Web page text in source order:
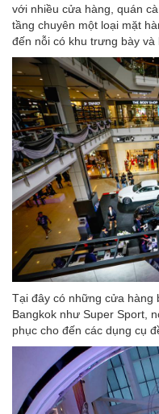
với nhiều cửa hàng, quán
tầng chuyên một loại mặt
đến nỗi có khu trưng bày và
Tại đây có những cửa hàng
Bangkok như Super Sport,
phục cho đến các dụng cụ